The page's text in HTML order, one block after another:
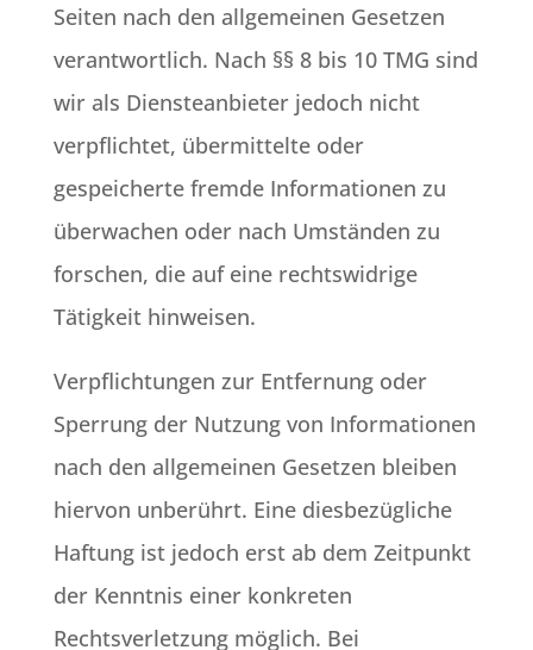
Seiten nach den allgemeinen Gesetzen
verantwortlich. Nach §§ 8 bis 10 TMG sind
wir als Diensteanbieter jedoch nicht
verpflichtet, übermittelte oder
gespeicherte fremde Informationen zu
überwachen oder nach Umständen zu
forschen, die auf eine rechtswidrige
Tätigkeit hinweisen.
Verpflichtungen zur Entfernung oder
Sperrung der Nutzung von Informationen
nach den allgemeinen Gesetzen bleiben
hiervon unberührt. Eine diesbezügliche
Haftung ist jedoch erst ab dem Zeitpunkt
der Kenntnis einer konkreten
Rechtsverletzung möglich. Bei